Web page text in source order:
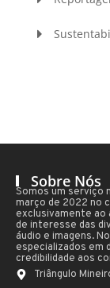
Sobre Nós
Somos um serviço
março de 2022 no
exclusivamente ao
de interesse das
áudio e imagens.
especializados em
credibilidade aos
Triângulo